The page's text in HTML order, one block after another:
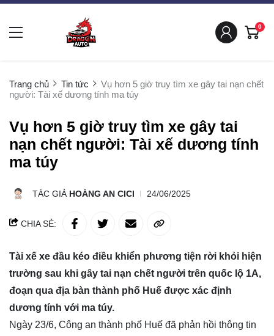
0
Trang chủ Tin tức
Vụ hơn 5 giờ truy tìm xe gây tai nạn chết
người: Tài xế dương tính ma túy
Vụ hơn 5 giờ truy tìm xe gây tai
nạn chết người: Tài xế dương tính
ma túy
TÁC GIẢ HOÀNG AN CICI 24/06/2025
CHIA SẺ:
Tài xế xe đầu kéo điều khiển phương tiện rời khỏi hiện
trường sau khi gây tai nạn chết người trên quốc lộ 1A,
đoạn qua địa bàn thành phố Huế được xác định
dương tính với ma túy.
Ngày 23/6, Công an thành phố Huế đã phản hồi thông tin